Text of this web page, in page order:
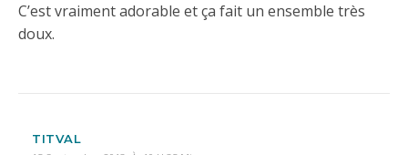
C’est vraiment adorable et ça fait un ensemble très
doux.
TITVAL